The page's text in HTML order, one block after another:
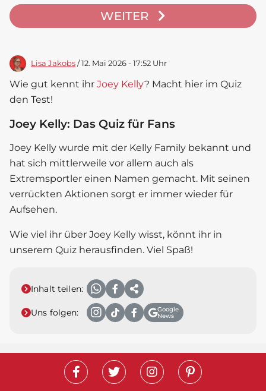
WEITER
Lisa Jakobs / 12. Mai 2026 - 17:52 Uhr
Wie gut kennt ihr Joey Kelly? Macht hier im Quiz
den Test!
Joey Kelly: Das Quiz für Fans
Joey Kelly wurde mit der Kelly Family bekannt und
hat sich mittlerweile vor allem auch als
Extremsportler einen Namen gemacht. Mit seinen
verrückten Aktionen sorgt er immer wieder für
Aufsehen.
Wie viel ihr über Joey Kelly wisst, könnt ihr in
unserem Quiz herausfinden. Viel Spaß!
Inhalt teilen:
Uns folgen:
Google
News